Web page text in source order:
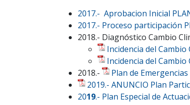
2017.- Aprobacion Inicial
2017.- Proceso participación
2018.- Diagnóstico Cambio
Incidencia del
Incidencia del
2018.-
Plan de
2019.- ANUNCIO Plan
2019.- Plan Especial de